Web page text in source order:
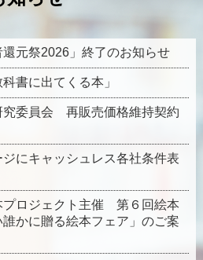
元祭2026」終了のお知らせ
書に出てくる本」
委員会 再販売価格維持契約
にキャッシュレス各社条件表
ロジェクト主催 第６回絵本
かに贈る絵本フェア」のご案